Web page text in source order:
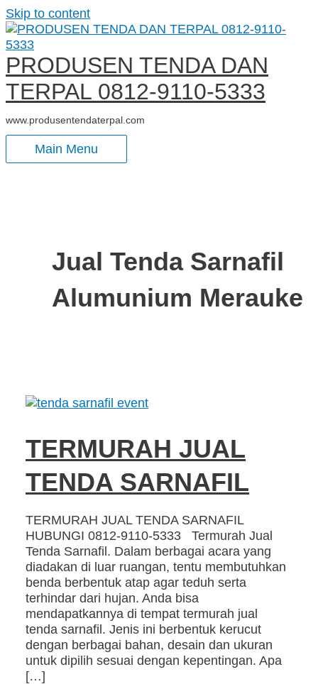
Skip to content
PRODUSEN TENDA DAN
TERPAL 0812-9110-5333
www.produsentendaterpal.com
Main Menu
Jual Tenda Sarnafil
Alumunium Merauke
TERMURAH JUAL
TENDA SARNAFIL
TERMURAH JUAL TENDA SARNAFIL
HUBUNGI 0812-9110-5333 Termurah Jual
Tenda Sarnafil. Dalam berbagai acara yang
diadakan di luar ruangan, tentu membutuhkan
benda berbentuk atap agar teduh serta
terhindar dari hujan. Anda bisa
mendapatkannya di tempat termurah jual
tenda sarnafil. Jenis ini berbentuk kerucut
dengan berbagai bahan, desain dan ukuran
untuk dipilih sesuai dengan kepentingan. Apa
[…]